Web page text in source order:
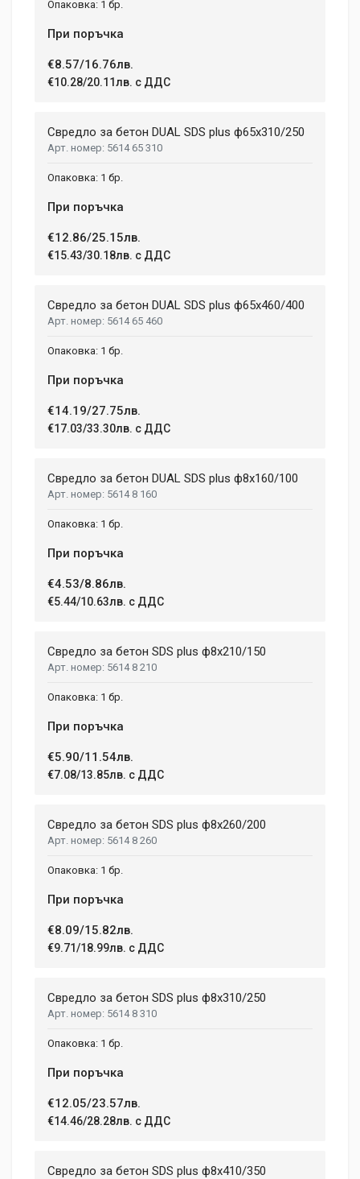
1 бр.
При поръчка
€8.57/16.76лв.
€10.28/20.11лв. с ДДС
Свредло за бетон DUAL SDS plus ф65x310/250
5614 65 310
1 бр.
При поръчка
€12.86/25.15лв.
€15.43/30.18лв. с ДДС
Свредло за бетон DUAL SDS plus ф65x460/400
5614 65 460
1 бр.
При поръчка
€14.19/27.75лв.
€17.03/33.30лв. с ДДС
Свредло за бетон DUAL SDS plus ф8x160/100
5614 8 160
1 бр.
При поръчка
€4.53/8.86лв.
€5.44/10.63лв. с ДДС
Свредло за бетон SDS plus ф8x210/150
5614 8 210
1 бр.
При поръчка
€5.90/11.54лв.
€7.08/13.85лв. с ДДС
Свредло за бетон SDS plus ф8x260/200
5614 8 260
1 бр.
При поръчка
€8.09/15.82лв.
€9.71/18.99лв. с ДДС
Свредло за бетон SDS plus ф8x310/250
5614 8 310
1 бр.
При поръчка
€12.05/23.57лв.
€14.46/28.28лв. с ДДС
Свредло за бетон SDS plus ф8x410/350